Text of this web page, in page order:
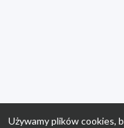
Używamy plików cookies,